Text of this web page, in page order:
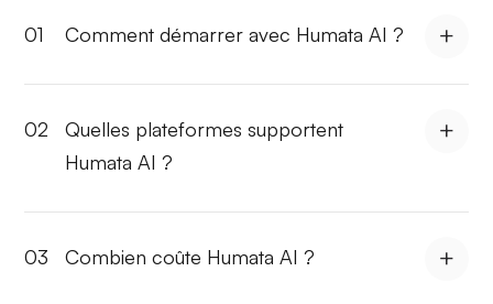
01 Comment démarrer avec Humata AI ?
02
Quelles plateformes supportent
Humata AI ?
03 Combien coûte Humata AI ?